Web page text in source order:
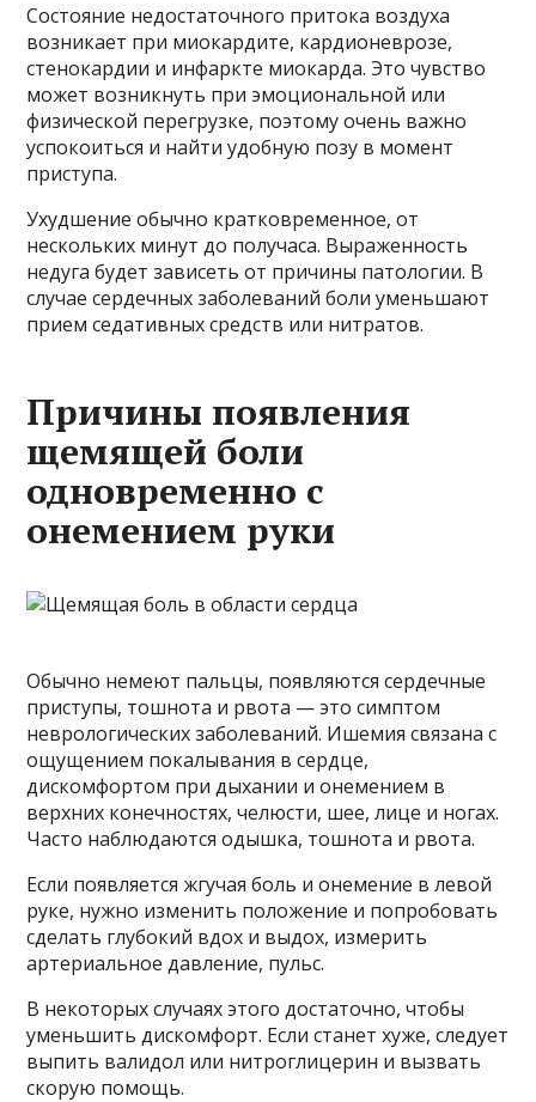
Состояние недостаточного притока воздуха
возникает при миокардите, кардионеврозе,
стенокардии и инфаркте миокарда. Это чувство
может возникнуть при эмоциональной или
физической перегрузке, поэтому очень важно
успокоиться и найти удобную позу в момент
приступа.
Ухудшение обычно кратковременное, от
нескольких минут до получаса. Выраженность
недуга будет зависеть от причины патологии. В
случае сердечных заболеваний боли уменьшают
прием седативных средств или нитратов.
Причины появления
щемящей боли
одновременно с
онемением руки
Обычно немеют пальцы, появляются сердечные
приступы, тошнота и рвота — это симптом
неврологических заболеваний. Ишемия связана с
ощущением покалывания в сердце,
дискомфортом при дыхании и онемением в
верхних конечностях, челюсти, шее, лице и ногах.
Часто наблюдаются одышка, тошнота и рвота.
Если появляется жгучая боль и онемение в левой
руке, нужно изменить положение и попробовать
сделать глубокий вдох и выдох, измерить
артериальное давление, пульс.
В некоторых случаях этого достаточно, чтобы
уменьшить дискомфорт. Если станет хуже, следует
выпить валидол или нитроглицерин и вызвать
скорую помощь.